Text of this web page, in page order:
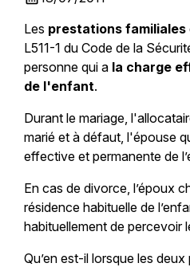
Les prestations familiales
L511-1 du Code de la
personne qui a la charge
de l'enfant.
Durant le mariage,
marié et à défaut, l'épouse
effective et permanente de
En cas de divorce, l’époux
résidence habituelle de
habituellement de percevoir
Qu’en est-il lorsque les